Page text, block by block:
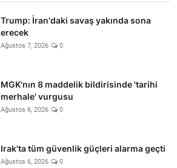
Trump: İran'daki savaş yakında sona
erecek
Ağustos 7, 2026 0
MGK'nın 8 maddelik bildirisinde 'tarihi
merhale' vurgusu
Ağustos 6, 2026 0
Irak'ta tüm güvenlik güçleri alarma geçti
Ağustos 6, 2026 0